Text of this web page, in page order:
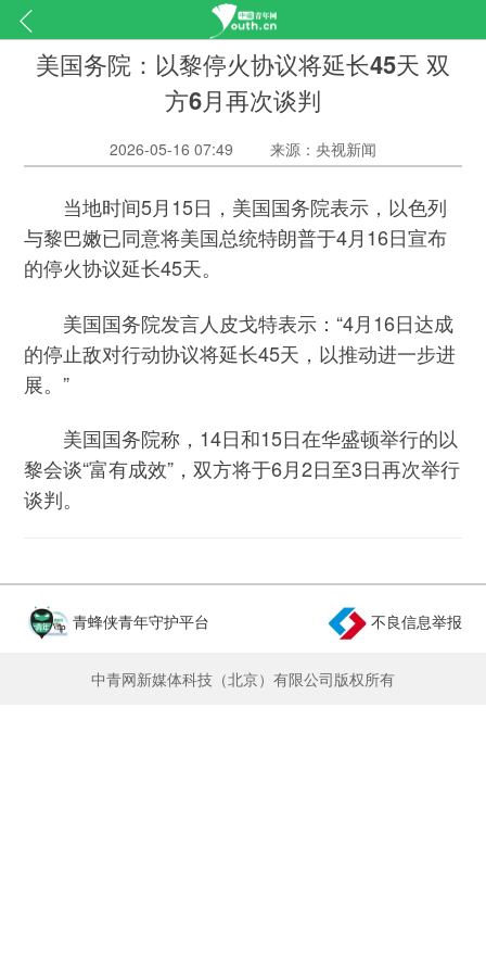
美国务院：以黎停火协议将延长45天 双
方6月再次谈判
2026-05-16 07:49 来源：央视新闻
当地时间5月15日，美国国务院表示，以色列
与黎巴嫩已同意将美国总统特朗普于4月16日宣布
的停火协议延长45天。
美国国务院发言人皮戈特表示：“4月16日达成
的停止敌对行动协议将延长45天，以推动进一步进
展。”
美国国务院称，14日和15日在华盛顿举行的以
黎会谈“富有成效”，双方将于6月2日至3日再次举行
谈判。
青蜂侠青年守护平台 不良信息举报
中青网新媒体科技（北京）有限公司版权所有